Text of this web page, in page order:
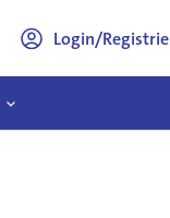
Login/